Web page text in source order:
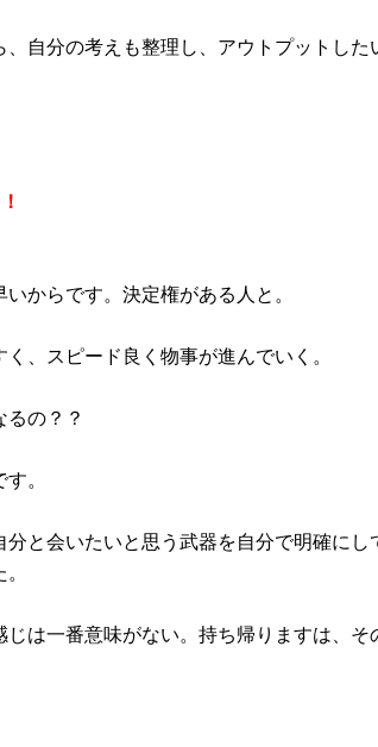
自分の考えも整理し、アウトプットした
からです。決定権がある人と。
、スピード良く物事が進んでいく。
るの？？
。
分と会いたいと思う武器を自分で明確に
は一番意味がない。持ち帰りますは、そ